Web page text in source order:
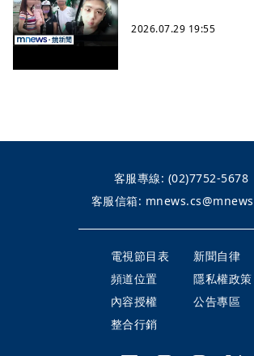
2026.07.29 19:55
客服專線: (02)7752-5678
客服信箱:
電視節目表
新聞自律
頻道位置
隱私權政策
內容授權
公告專區
整合行銷